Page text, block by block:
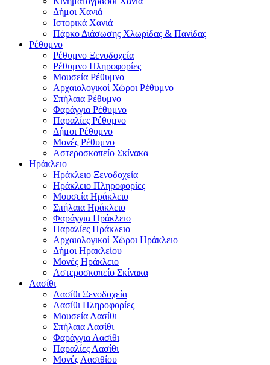
Δήμοι Χανιά
Ιστορικά Χανιά
Πάρκο Διάσωσης Χλωρίδας & Πανίδας
Ρέθυμνο
Ρέθυμνο Ξενοδοχεία
Ρέθυμνο Πληροφορίες
Μουσεία Ρέθυμνο
Αρχαιολογικοί Χώροι Ρέθυμνο
Σπήλαια Ρέθυμνο
Φαράγγια Ρέθυμνο
Παραλίες Ρέθυμνο
Δήμοι Ρέθυμνο
Μονές Ρέθυμνο
Αστεροσκοπείο Σκίνακα
Ηράκλειο
Ηράκλειο Ξενοδοχεία
Ηράκλειο Πληροφορίες
Μουσεία Ηράκλειο
Σπήλαια Ηράκλειο
Φαράγγια Ηράκλειο
Παραλίες Ηράκλειο
Αρχαιολογικοί Χώροι Ηράκλειο
Δήμοι Ηρακλείου
Μονές Ηράκλειο
Αστεροσκοπείο Σκίνακα
Λασίθι
Λασίθι Ξενοδοχεία
Λασίθι Πληροφορίες
Μουσεία Λασίθι
Σπήλαια Λασίθι
Φαράγγια Λασίθι
Παραλίες Λασίθι
Μονές Λασιθίου